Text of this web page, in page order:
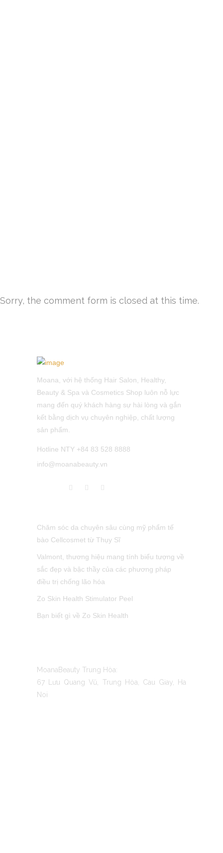
Sorry, the comment form is closed at this time.
Moana, với hệ thống Hair Salon, Healthy,
Beauty & Spa và Cosmetics Shop luôn nỗ lực
mang đến quý khách hàng sự hài lòng và gắn
kết bằng dịch vụ chuyên nghiệp, chất lượng
sản phẩm.
Hotline NTY +84 83 528 8888
info@moanabeauty.vn
Chăm sóc da chuyên sâu cùng mỹ phẩm tế
bào Cellcosmet từ Thụy Sĩ
Valmont, thương hiệu mang tính biểu tượng về
sắc đẹp và bậc thầy của các phương pháp
điều trị chống lão hóa
Zo Skin Health Stimulator Peel
Bạn biết gì về Zo Skin Health
MoanaBeauty Trung Hòa:
67 Lưu Quang Vũ, Trung Hòa, Cau Giay, Ha
Noi